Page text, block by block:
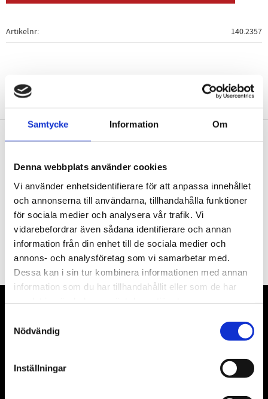
Samtycke Information Om
Denna webbplats använder cookies
Vi använder enhetsidentifierare för att anpassa innehållet
och annonserna till användarna, tillhandahålla funktioner
för sociala medier och analysera vår trafik. Vi
vidarebefordrar även sådana identifierare och annan
information från din enhet till de sociala medier och
annons- och analysföretag som vi samarbetar med.
Dessa kan i sin tur kombinera informationen med annan
information som du har tillhandahållit eller som de har
Nödvändig
Inställningar
Artikelnr 140.2357
Nyhetsbrev
PRENUMERERA
Dina personuppgifter behandlas i enlighet med vårintegritetspolicy
Våra främsta leverantörer är KS Tools verktyg, ATH billyftar
& däckmaskiner och Master luftmaskiner. Kontakta oss
gärna om vad som helst då vi gör vårt yttersta för att hjälpa